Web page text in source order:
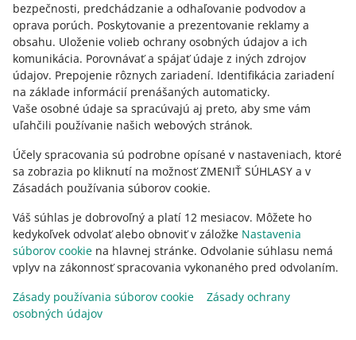
bezpečnosti, predchádzanie a odhaľovanie podvodov a
oprava porúch. Poskytovanie a prezentovanie reklamy a
obsahu. Uloženie volieb ochrany osobných údajov a ich
komunikácia. Porovnávať a spájať údaje z iných zdrojov
údajov. Prepojenie rôznych zariadení. Identifikácia zariadení
na základe informácií prenášaných automaticky.
Vaše osobné údaje sa spracúvajú aj preto, aby sme vám
uľahčili používanie našich webových stránok.
Účely spracovania sú podrobne opísané v nastaveniach, ktoré
sa zobrazia po kliknutí na možnosť ZMENIŤ SÚHLASY a v
Zásadách používania súborov cookie.
Váš súhlas je dobrovoľný a platí 12 mesiacov. Môžete ho
kedykoľvek odvolať alebo obnoviť v záložke Nastavenia
súborov cookie na hlavnej stránke. Odvolanie súhlasu nemá
vplyv na zákonnosť spracovania vykonaného pred odvolaním.
Zásady používania súborov cookie
Zásady ochrany
osobných údajov
Opýtajte sa komunity
Prejdite do Allegro Komunity
vzhľad: svetlý motív